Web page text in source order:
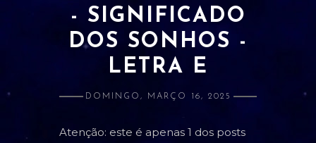
ATRAÇÃO E AMOR PRÓPRIO
BANIMENTO
CLARIVIDÊNCIA
ESTUDOS E RELACIONADOS
DINHEIRO
- SIGNIFICADO
DOS SONHOS -
LETRA E
DOMINGO, MARÇO 16, 2025
Atenção: este é apenas 1 dos posts